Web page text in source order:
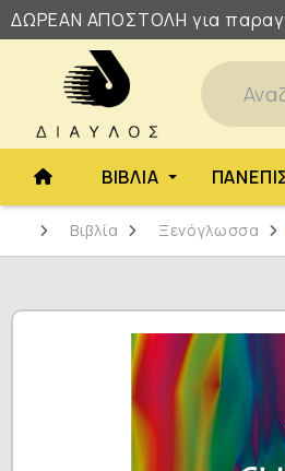
ΔΩΡΕΑΝ ΑΠΟΣΤΟΛΗ για
ΒΙΒΛΊΑ
Βιβλία Ξενόγλωσσα